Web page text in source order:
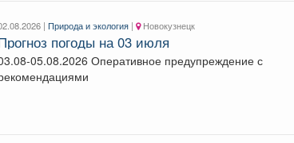
|Природа и экология | Новокузнецк
погоды на 03 июля
05.08.2026 Оперативное предупреждение с